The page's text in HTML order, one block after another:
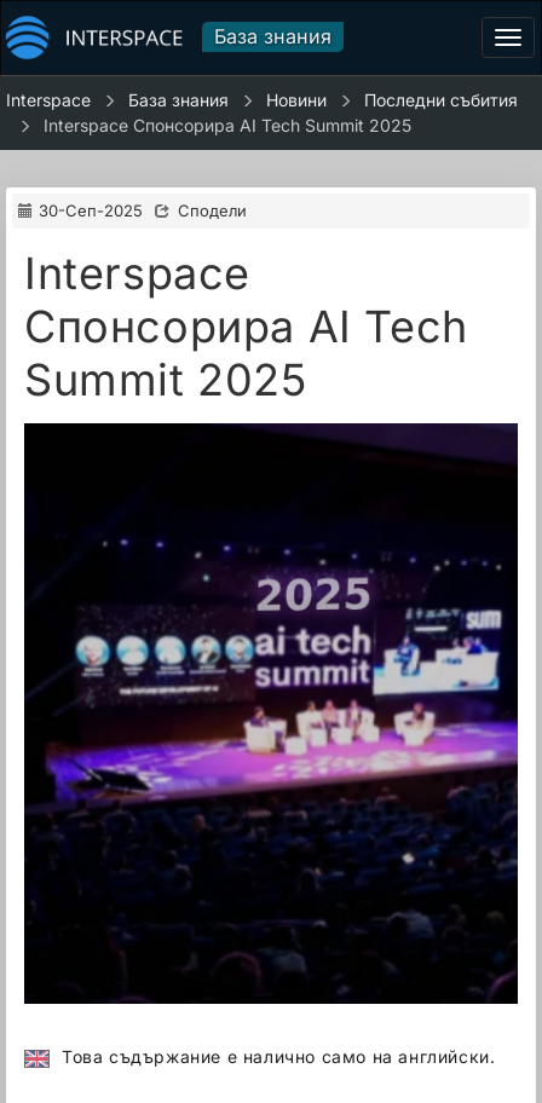
База знания
Interspace База знания Новини
Последни събития
Interspace Спонсорира AI Tech Summit 2025
30-Сеп-2025 Сподели
Interspace
Спонсорира AI Tech
Summit 2025
Това съдържание е налично само на английски.